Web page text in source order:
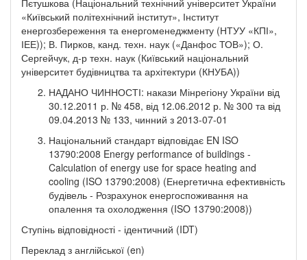
«Київський політехнічний інститут», Інститут
енергозбереження та енергоменеджменту (НТУУ «КПІ»,
ІЕЕ)); В. Пирков, канд. техн. наук («Данфос ТОВ»); О.
Сергейчук, д-р техн. наук (Київський національний
університет будівництва та архітектури (КНУБА))
НАДАНО ЧИННОСТІ: накази Мінрегіону України від
30.12.2011 р. № 458, від 12.06.2012 р. № 300 та від
09.04.2013 № 133, чинний з 2013-07-01
Національний стандарт відповідає EN ISO
13790:2008 Energy performance of buildings -
Calculation of energy use for space heating and
cooling (ISO 13790:2008) (Енергетична ефективність
будівель - Розрахунок енергоспоживання на
опалення та охолодження (ISO 13790:2008))
Ступінь відповідності - ідентичний (IDT)
Переклад з англійської (en)